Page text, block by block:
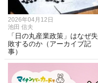
2026年04月12日
池田 信夫
「日の丸産業政策」はなぜ失
敗するのか（アーカイブ記
事）